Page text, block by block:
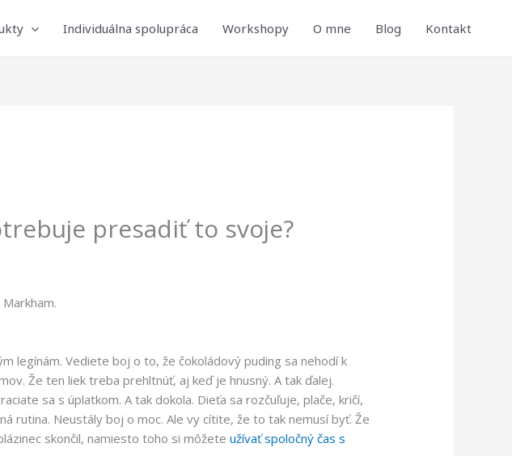
Individuálna spolupráca Workshopy O mne Blog Kontakt
presadiť to svoje?
legínám. Vediete boj o to, že čokoládový puding sa nehodí k
Že ten liek treba prehltnúť, aj keď je hnusný. A tak ďalej.
sa s úplatkom. A tak dokola. Dieťa sa rozčuľuje, plače, kričí,
rutina. Neustály boj o moc. Ale vy cítite, že to tak nemusí byť. Že
skončil, namiesto toho si môžeteužívať spoločný čas s